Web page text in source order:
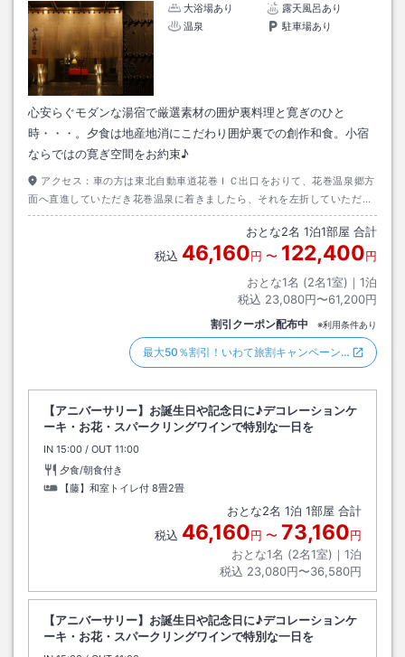
大浴場あり
露天風呂あり
温泉
駐車場あり
心安らぐモダンな湯宿で厳選素材の囲炉裏料理と寛ぎのひと
時・・・。夕食は地産地消にこだわり囲炉裏での創作和食。小宿
ならではの寛ぎ空間をお約束♪
アクセス： 車の方は東北自動車道花巻ＩＣ出口をおりて、花巻温泉郷方
面へ直進していただき花巻温泉に着きましたら、それを左折していただき
道なりに進んでいただくと当館はございます。
おとな2名 1泊1部屋 合計
税込 46,160円 〜 122,400円
おとな1名 (2名1室)｜ 1泊
税込 23,080円〜61,200円
割引クーポン配布中 ※利用条件あり
最大50％割引！いわて旅割キャンペーン…
【アニバーサリー】お誕生日や記念日に♪デコレーションケ
ーキ・お花・スパークリングワインで特別な一日を
IN チェックイン
15:00 / OUT チェックアウト
11:00
夕食/朝食付き
【藤】和室トイレ付 8畳2畳
おとな2名 1泊 1部屋 合計
税込 46,160円 〜 73,160円
おとな1名 (2名1室)｜ 1泊
税込 23,080円〜36,580円
【アニバーサリー】お誕生日や記念日に♪デコレーションケ
ーキ・お花・スパークリングワインで特別な一日を